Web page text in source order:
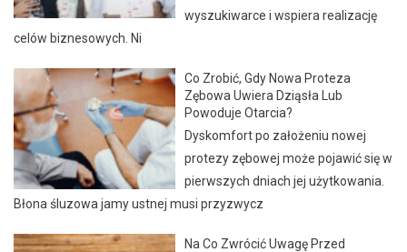
wyszukiwarce i wspiera realizację
celów biznesowych. Ni
Co Zrobić, Gdy Nowa Proteza
Zębowa Uwiera Dziąsła Lub
Powoduje Otarcia?
Dyskomfort po założeniu nowej
protezy zębowej może pojawić się w
pierwszych dniach jej użytkowania.
Błona śluzowa jamy ustnej musi przyzwycz
Na Co Zwrócić Uwagę Przed